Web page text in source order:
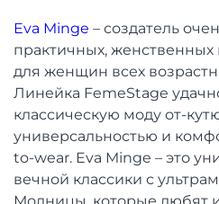
Eva Minge – создатель
практичных,
для женщин всех
Линейка FemeStage
классическую моду от-
универсальностью и
to-wear. Eva Minge – это
вечной классики с
Модницы, которые любят